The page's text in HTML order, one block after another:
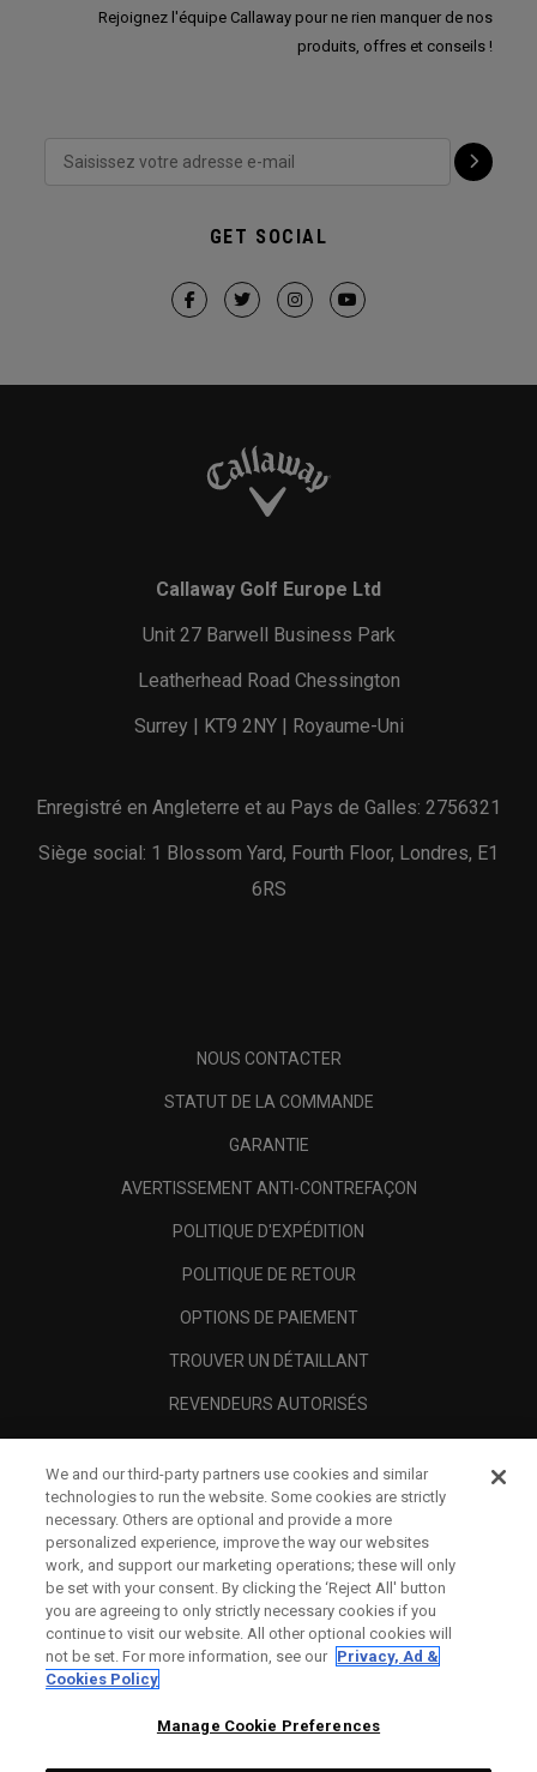
Rejoignez l'équipe Callaway pour ne rien manquer de nos
produits, offres et conseils !
GET SOCIAL
Callaway Golf Europe Ltd
Unit 27 Barwell Business Park
Leatherhead Road Chessington
Surrey | KT9 2NY | Royaume-Uni
Enregistré en Angleterre et au Pays de Galles: 2756321
Siège social: 1 Blossom Yard, Fourth Floor, Londres, E1
6RS
NOUS CONTACTER
STATUT DE LA COMMANDE
GARANTIE
AVERTISSEMENT ANTI-CONTREFAÇON
POLITIQUE D'EXPÉDITION
POLITIQUE DE RETOUR
OPTIONS DE PAIEMENT
TROUVER UN DÉTAILLANT
REVENDEURS AUTORISÉS
A PROPOS
MENTIONS LÉGALES
We and our third-party partners use cookies and similar
technologies to run the website. Some cookies are strictly
necessary. Others are optional and provide a more
personalized experience, improve the way our websites
work, and support our marketing operations; these will only
be set with your consent. By clicking the ‘Reject All' button
you are agreeing to only strictly necessary cookies if you
continue to visit our website. All other optional cookies will
not be set. For more information, see our Privacy, Ad &
Cookies Policy
Manage Cookie Preferences